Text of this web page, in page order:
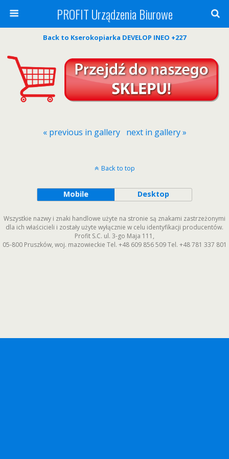
PROFIT Urządzenia Biurowe
Back to Kserokopiarka DEVELOP INEO +227
« previous in gallery next in gallery »
Back to top
Mobile Desktop
Wszystkie nazwy i znaki handlowe użyte na stronie są znakami zastrzeżonymi
dla ich właścicieli i zostały użyte wyłącznie w celu identyfikacji producentów.
Profit S.C. ul. 3-go Maja 111 ,
05-800 Pruszków, woj. mazowieckie Tel. +48 609 856 509Tel. +48 781 337 801